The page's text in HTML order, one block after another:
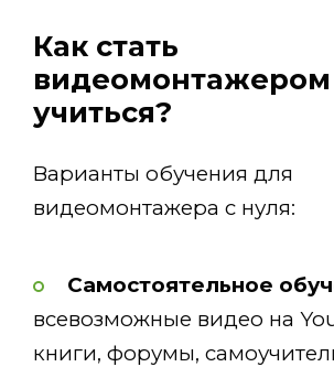
Как стать
видеомонтажером
учиться?
Варианты обучения для
видеомонтажера с нуля:
Самостоятельное
всевозможные видео на
книги, форумы,